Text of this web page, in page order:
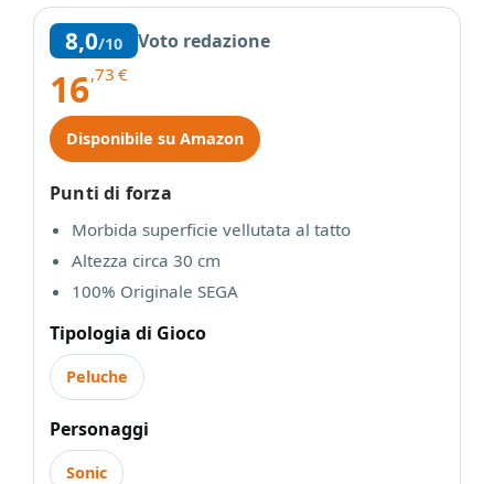
8,0/10 Voto redazione
16,73 €
Disponibile su Amazon
Punti di forza
Morbida superficie vellutata al tatto
Altezza circa 30 cm
100% Originale SEGA
Tipologia di Gioco
Peluche
Personaggi
Sonic